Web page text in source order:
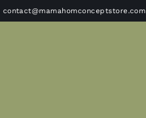
contact@mamahomconceptstore.com